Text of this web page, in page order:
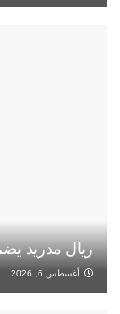
ريال مدريد
أغسطس 6, 2026